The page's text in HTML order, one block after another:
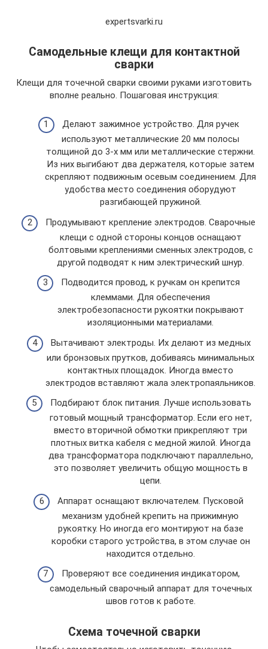
expertsvarki.ru
Самодельные клещи для контактной
сварки
Клещи для точечной сварки своими руками изготовить
вполне реально. Пошаговая инструкция:
Делают зажимное устройство. Для ручек
используют металлические 20 мм полосы
толщиной до 3-х мм или металлические стержни.
Из них выгибают два держателя, которые затем
скрепляют подвижным осевым соединением. Для
удобства место соединения оборудуют
разгибающей пружиной.
Продумывают крепление электродов. Сварочные
клещи с одной стороны концов оснащают
болтовыми креплениями сменных электродов, с
другой подводят к ним электрический шнур.
Подводится провод, к ручкам он крепится
клеммами. Для обеспечения
электробезопасности рукоятки покрывают
изоляционными материалами.
Вытачивают электроды. Их делают из медных
или бронзовых прутков, добиваясь минимальных
контактных площадок. Иногда вместо
электродов вставляют жала электропаяльников.
Подбирают блок питания. Лучше использовать
готовый мощный трансформатор. Если его нет,
вместо вторичной обмотки прикрепляют три
плотных витка кабеля с медной жилой. Иногда
два трансформатора подключают параллельно,
это позволяет увеличить общую мощность в
цепи.
Аппарат оснащают включателем. Пусковой
механизм удобней крепить на прижимную
рукоятку. Но иногда его монтируют на базе
коробки старого устройства, в этом случае он
находится отдельно.
Проверяют все соединения индикатором,
самодельный сварочный аппарат для точечных
швов готов к работе.
Схема точечной сварки